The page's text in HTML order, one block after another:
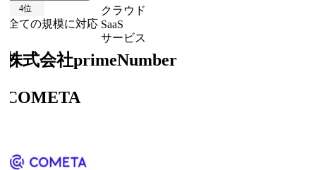
ての規模に対応
クラウド
SaaS
サービス
位
式会社primeNumber